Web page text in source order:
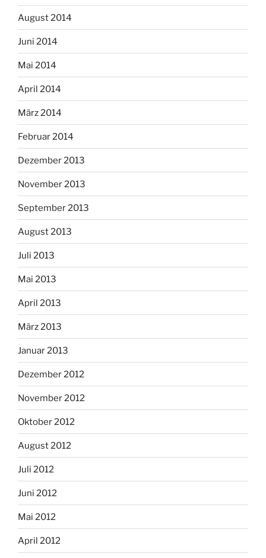
August 2014
Juni 2014
Mai 2014
April 2014
März 2014
Februar 2014
Dezember 2013
November 2013
September 2013
August 2013
Juli 2013
Mai 2013
April 2013
März 2013
Januar 2013
Dezember 2012
November 2012
Oktober 2012
August 2012
Juli 2012
Juni 2012
Mai 2012
April 2012